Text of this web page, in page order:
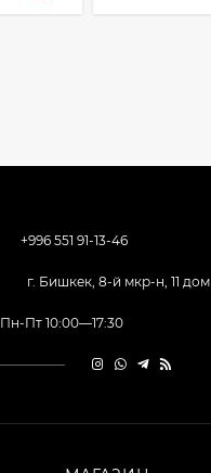
+996 551 91-13-46
г. Бишкек, 8-й мкр-н, 11 дом
Пн-Пт 10:00—17:30